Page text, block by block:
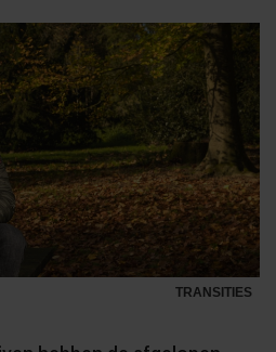
TRANSITIES